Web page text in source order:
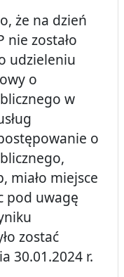
że na dzień
nie zostało
udzieleniu
o
w
o
miało miejsce
pod uwagę
zostać
30.01.2024 r.